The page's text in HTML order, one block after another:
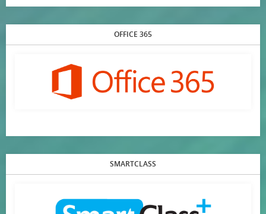
OFFICE 365
SMARTCLASS